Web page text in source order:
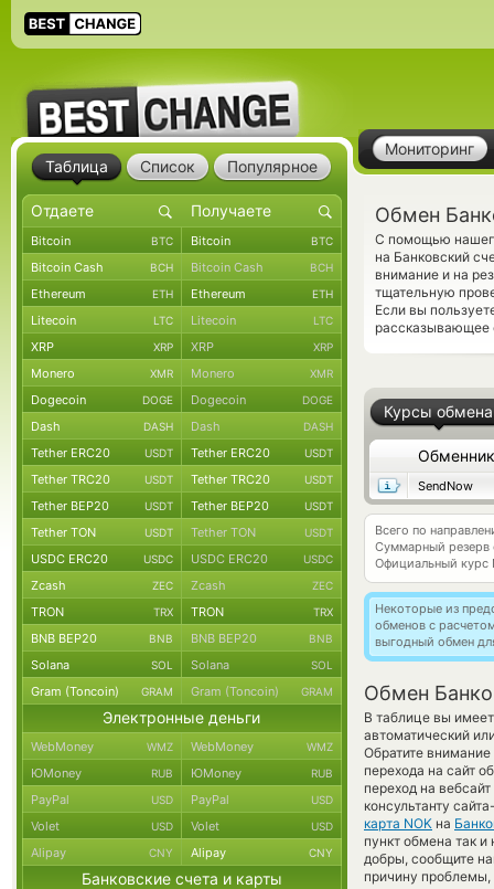
Мониторинг
Обмен
С помощью
на Банковский
внимание и на
тщательную
Если вы
рассказывающее
Курсы обмена
Обменник
SendNow
Всего по
Суммарный резерв
Официальный курс
Некоторые из
обменов с
выгодный обмен
Обмен
В таблице вы
автоматический
Обратите
перехода на сайт
переход на
консультанту
карта NOK на
пункт обмена так
добры, сообщите
причину проблемы,
Таблица Список Популярное
Bitcoin BTC Bitcoin BTC
Bitcoin Cash BCH Bitcoin Cash BCH
Ethereum ETH Ethereum ETH
Litecoin LTC Litecoin LTC
XRP XRP XRP XRP
Monero XMR Monero XMR
Dogecoin DOGE Dogecoin DOGE
Dash DASH Dash DASH
Tether ERC20 USDT Tether ERC20 USDT
Tether TRC20 USDT Tether TRC20 USDT
Tether BEP20 USDT Tether BEP20 USDT
Tether TON USDT Tether TON USDT
USDC ERC20 USDC USDC ERC20 USDC
Zcash ZEC Zcash ZEC
TRON TRX TRON TRX
BNB BEP20 BNB BNB BEP20 BNB
Solana SOL Solana SOL
Gram (Toncoin) GRAM Gram (Toncoin) GRAM
Электронные деньги
WebMoney WMZ WebMoney WMZ
ЮMoney RUB ЮMoney RUB
PayPal USD PayPal USD
Volet USD Volet USD
Alipay CNY Alipay CNY
Банковские счета и карты